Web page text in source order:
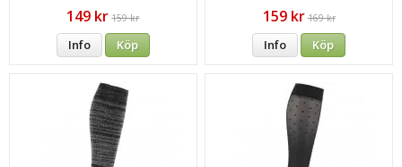
149 kr 159 kr
Info Köp
159 kr 169 kr
Info Köp